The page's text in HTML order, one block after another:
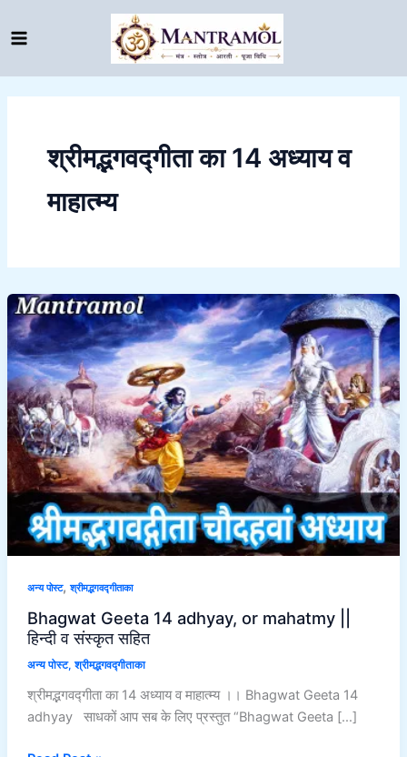
to
श्रीमद्भगवद्गीता का 14 अध्याय व
माहात्म्य
अन्य पोस्ट,श्रीमद्भगवद्गीताका
Bhagwat Geeta 14 adhyay, or mahatmy ||
हिन्दी व संस्कृत सहित
अन्य पोस्ट,श्रीमद्भगवद्गीताका
श्रीमद्भगवद्गीता का 14 अध्याय व माहात्म्य ।। Bhagwat Geeta 14
adhyay साधकों आप सब के लिए प्रस्तुत “Bhagwat Geeta […]
Bhagwat
Geeta
14
adhyay,
or
mahatmy
||
हिन्दी
संस्कृत
सहित